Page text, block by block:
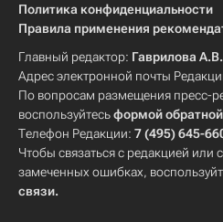
Политика конфиденциальности
Правила применения
Главный редактор: Гаврилова А.В.
Адрес электронной почты
По вопросам размещения пресс-
воспользуйтесьформой
Телефон Редакции: 7 (495) 645-
Чтобы связаться с редакцией или
замеченных ошибках,
связи.